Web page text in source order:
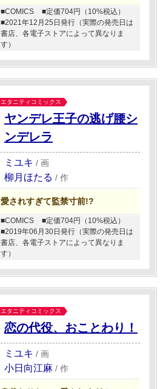
■COMICS
■定価704円（10%税込）
■2021年12月25日発行（実際の発売日は
書店、各電子ストアによって異なりま
す）
エタニティコミックス
ヤンデレ王子の逃げ腰シ
ンデレラ
ミユキ / 画
柳月ほたる / 作
愛されすぎて監禁寸前!?
■COMICS
■定価704円（10%税込）
■2019年06月30日発行（実際の発売日は
書店、各電子ストアによって異なりま
す）
エタニティコミックス
恋の代役、おことわり！
ミユキ / 画
小日向江麻 / 作